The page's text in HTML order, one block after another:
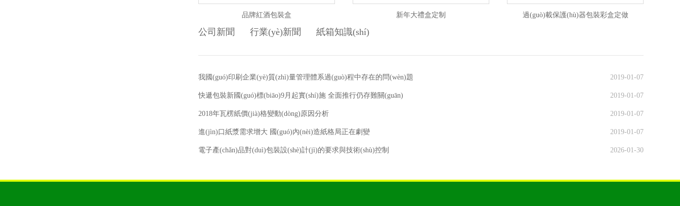
品牌紅酒包裝盒 新年大禮盒定制 過(guò)載保護(hù)器包裝彩盒定做
公司新聞 行業(yè)新聞 紙箱知識(shí)
我國(guó)印刷企業(yè)質(zhì)量管理體系過(guò)程中存在的問(wèn)題 2019-01-07
快遞包裝新國(guó)標(biāo)9月起實(shí)施 全面推行仍存難關(guān) 2019-01-07
2018年瓦楞紙價(jià)格變動(dòng)原因分析 2019-01-07
進(jìn)口紙漿需求增大 國(guó)內(nèi)造紙格局正在劇變 2019-01-07
電子產(chǎn)品對(duì)包裝設(shè)計(jì)的要求與技術(shù)控制 2026-01-30